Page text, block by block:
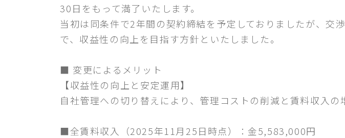
30日をもって満了いたします。
当初は同条件で2年間の契約締結を予定しておりましたが、交
で、収益性の向上を目指す方針といたしました。
■ 変更によるメリット
【収益性の向上と安定運用】
自社管理への切り替えにより、管理コストの削減と賃料収入の
■全賃料収入（2025年11月25日時点）：金5,583,000円